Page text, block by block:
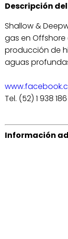
Descripción
Shallow &
gas en
producción de
aguas
Tel. (52) 1 938
Información